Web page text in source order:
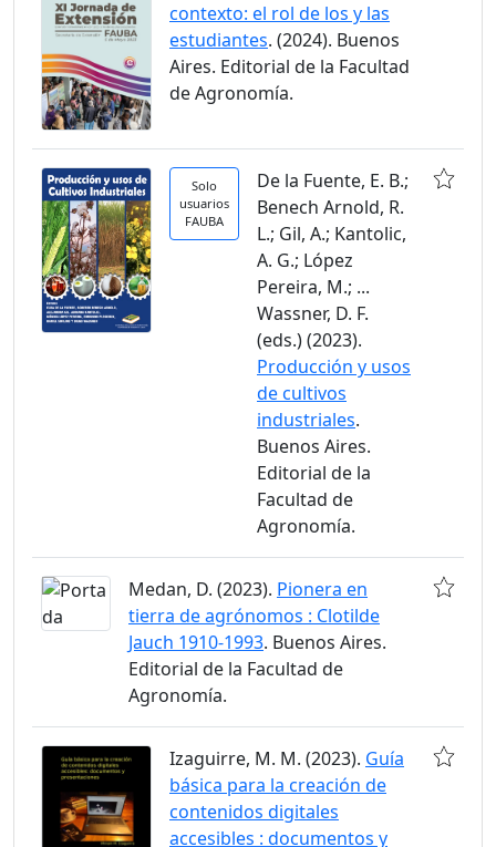
contexto: el rol de los y las
estudiantes. (2024). Buenos
Aires. Editorial de la Facultad
de Agronomía.
Solo
usuarios
FAUBA
De la Fuente, E. B.;
Benech Arnold, R.
L.; Gil, A.; Kantolic,
A. G.; López
Pereira, M.; ...
Wassner, D. F.
(eds.) (2023).
Producción y usos
de cultivos
industriales.
Buenos Aires.
Editorial de la
Facultad de
Agronomía.
Medan, D. (2023). Pionera en
tierra de agrónomos : Clotilde
Jauch 1910-1993. Buenos Aires.
Editorial de la Facultad de
Agronomía.
Izaguirre, M. M. (2023). Guía
básica para la creación de
contenidos digitales
accesibles : documentos y